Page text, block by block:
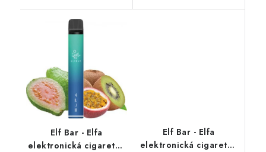
Elf Bar - Elfa
elektronická cigareta -
Elf Bar - Elfa
elektronická cigareta -